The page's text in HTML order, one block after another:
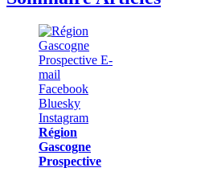
Région
Gascogne
Prospective